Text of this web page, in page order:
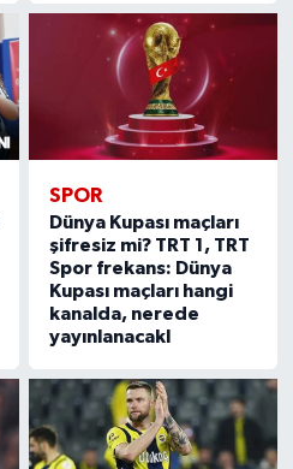
SPOR
Dünya Kupası maçları
şifresiz mi? TRT 1, TRT
Spor frekans: Dünya
Kupası maçları hangi
kanalda, nerede
yayınlanacakl